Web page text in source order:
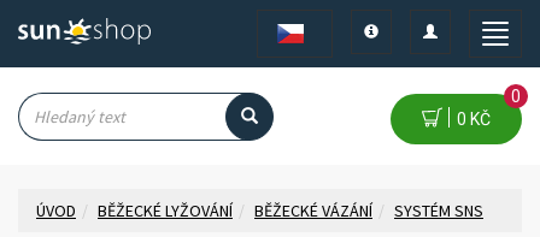
Toggle
Toggle
navigation
Toggle
0 KČ
0
ÚVOD BĚŽECKÉ LYŽOVÁNÍ BĚŽECKÉ VÁZÁNÍ SYSTÉM SNS